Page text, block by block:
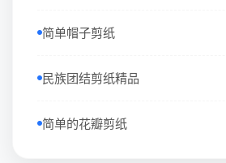
简单帽子剪纸
民族团结剪纸精品
简单的花瓣剪纸